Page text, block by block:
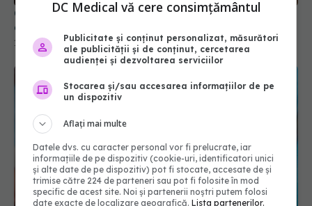
Convulsiile febrile, ce sunt și ce boli se pot
ascunde. Când devine o urgență medicală
17 noi 2022, 20:26
DC Medical vă cere consimțământul
Publicitate și conținut personalizat, măsurători
ale publicității și de conținut, cercetarea
audienței și dezvoltarea serviciilor
Stocarea și/sau accesarea informațiilor de pe
un dispozitiv
Aflați mai multe
Datele dvs. cu caracter personal vor fi prelucrate, iar
informațiile de pe dispozitiv (cookie-uri, identificatori unici
și alte date de pe dispozitiv) pot fi stocate, accesate de și
trimise către 224 de parteneri sau pot fi folosite în mod
specific de acest site. Noi și partenerii noștri putem folosi
date exacte de localizare geografică.Lista partenerilor.